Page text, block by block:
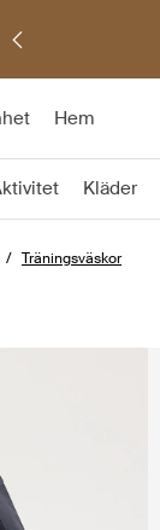
Hem
Kläder
Träningsväskor